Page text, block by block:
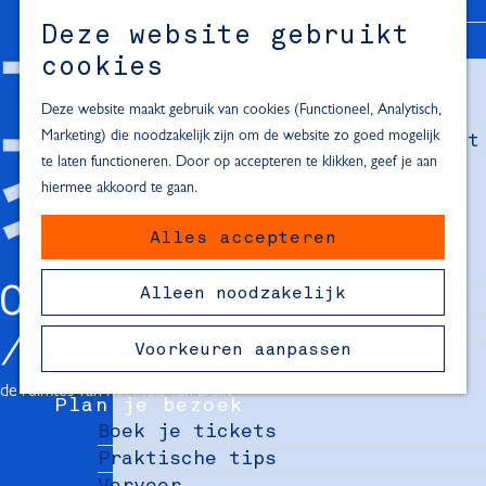
Deze website gebruikt
cookies
Deze website maakt gebruik van cookies (Functioneel, Analytisch,
Marketing) die noodzakelijk zijn om de website zo goed mogelijk
te laten functioneren. Door op accepteren te klikken, geef je aan
hiermee akkoord te gaan.
Alles accepteren
Alleen noodzakelijk
Voorkeuren aanpassen
M
e
n
u
Inspiratie voor een dagje Delft
Dagje naar het strand
Fietsen in de omgeving van Delft
Must-see attracties in de buurt
van Delft
Blijven slapen
24 uur in Delft
48 uur in Delft
72 uur in Delft
Overnachtingslocaties in Delft
Plan je bezoek
Boek je tickets
Praktische tips
ONTDEK
de ruimtes van het Huis van Delft